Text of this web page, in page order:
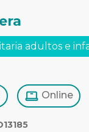
adultos e
Online